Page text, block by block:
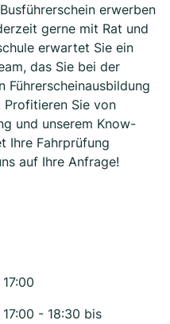
erwerben
gerne mit Rat und
erwartet Sie ein
das Sie bei der
Führerscheinausbildung
Sie von
und unserem Know-
Ihre Fahrprüfung
auf Ihre Anfrage!
- 18:30 bis